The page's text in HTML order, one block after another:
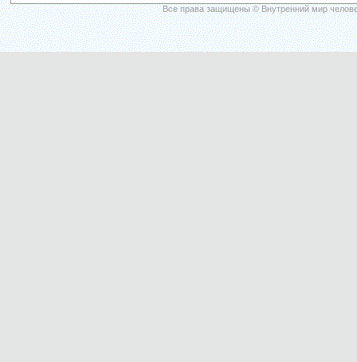
Все права защищены © Внутренний мир